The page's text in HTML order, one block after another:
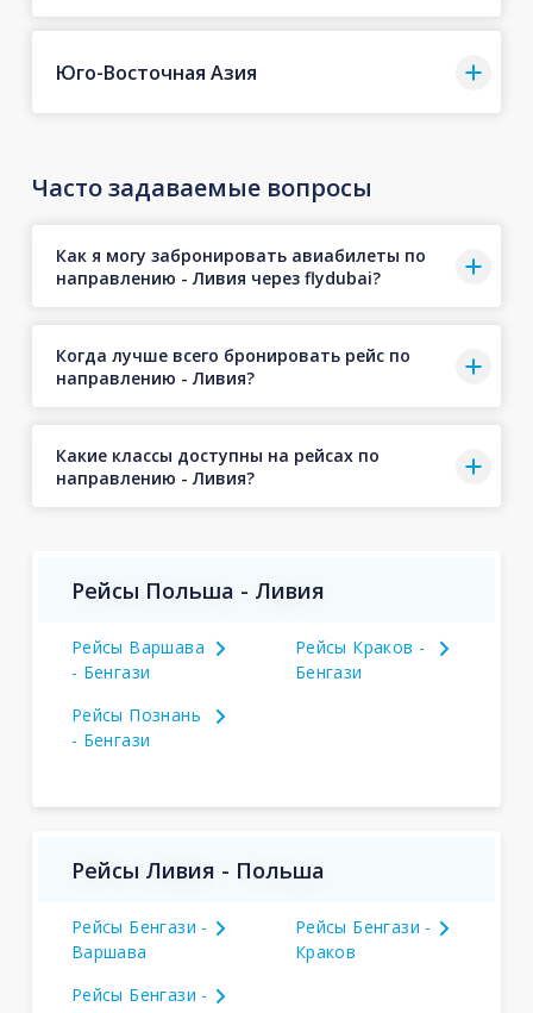
Юго-Восточная Азия
Часто задаваемые вопросы
Как я могу забронировать авиабилеты по
направлению - Ливия через flydubai?
Когда лучше всего бронировать рейс по
направлению - Ливия?
Какие классы доступны на рейсах по
направлению - Ливия?
Рейсы Польша - Ливия
Рейсы Варшава
- Бенгази
Рейсы Краков -
Бенгази
Рейсы Познань
- Бенгази
Рейсы Ливия - Польша
Рейсы Бенгази -
Варшава
Рейсы Бенгази -
Краков
Рейсы Бенгази -